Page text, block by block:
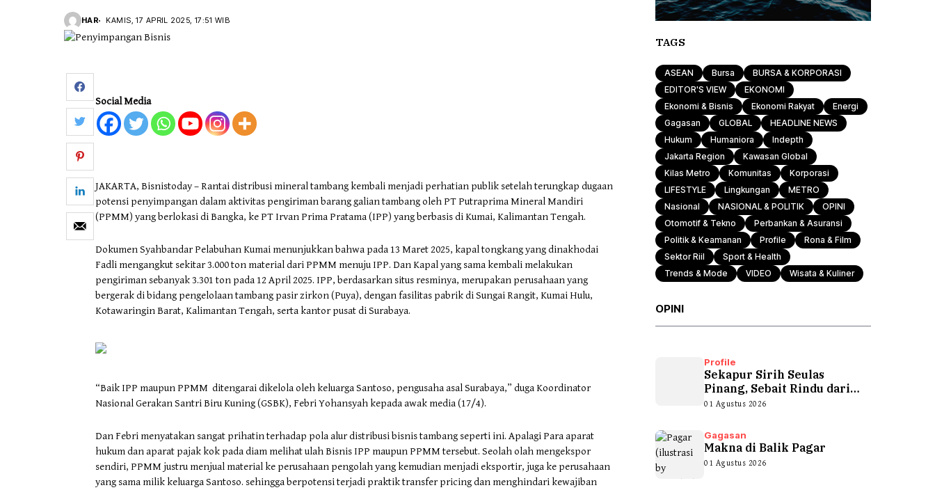
Otomotif & Tekno
HAR KAMIS, 17 APRIL 2025, 17:51 WIB
Social Media
JAKARTA, Bisnistoday – Rantai distribusi mineral tambang kembali menjadi perhatian publik setelah terungkap dugaan
potensi penyimpangan dalam aktivitas pengiriman barang galian tambang oleh PT Putraprima Mineral Mandiri
(PPMM) yang berlokasi di Bangka, ke PT Irvan Prima Pratama (IPP) yang berbasis di Kumai, Kalimantan Tengah.
Dokumen Syahbandar Pelabuhan Kumai menunjukkan bahwa pada 13 Maret 2025, kapal tongkang yang dinakhodai
Fadli mengangkut sekitar 3.000 ton material dari PPMM menuju IPP. Dan Kapal yang sama kembali melakukan
pengiriman sebanyak 3.301 ton pada 12 April 2025. IPP, berdasarkan situs resminya, merupakan perusahaan yang
bergerak di bidang pengelolaan tambang pasir zirkon (Puya), dengan fasilitas pabrik di Sungai Rangit, Kumai Hulu,
Kotawaringin Barat, Kalimantan Tengah, serta kantor pusat di Surabaya.
“Baik IPP maupun PPMM ditengarai dikelola oleh keluarga Santoso, pengusaha asal Surabaya,” duga Koordinator
Nasional Gerakan Santri Biru Kuning (GSBK), Febri Yohansyah kepada awak media (17/4).
Dan Febri menyatakan sangat prihatin terhadap pola alur distribusi bisnis tambang seperti ini. Apalagi Para aparat
hukum dan aparat pajak kok pada diam melihat ulah Bisnis IPP maupun PPMM tersebut. Seolah olah mengekspor
sendiri, PPMM justru menjual material ke perusahaan pengolah yang kemudian menjadi eksportir, juga ke perusahaan
yang sama milik keluarga Santoso. sehingga berpotensi terjadi praktik transfer pricing dan menghindari kewajiban
TAGS
ASEAN Bursa
BURSA & KORPORASI
EDITOR'S VIEW
EKONOMI
Ekonomi & Bisnis
Ekonomi Rakyat
Energi
Gagasan
GLOBAL
HEADLINE NEWS
Hukum
Humaniora
Indepth
Jakarta Region
Kawasan Global
Kilas Metro
Komunitas
Korporasi
LIFESTYLE
Lingkungan
METRO
Nasional
NASIONAL & POLITIK
OPINI
Otomotif & Tekno
Perbankan & Asuransi
Politik & Keamanan
Profile
Rona & Film
Sektor Riil
Sport & Health
Trends & Mode
VIDEO Wisata & Kuliner
OPINI
Profile
Sekapur Sirih Seulas
Pinang, Sebait Rindu dari
Tepian Teluk
01 Agustus 2026
Gagasan
Makna di Balik Pagar
01 Agustus 2026